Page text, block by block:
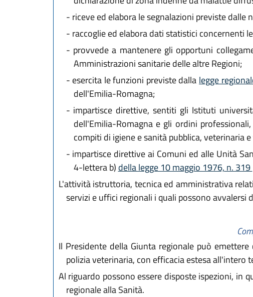
- riceve ed elabora le segnalazioni previste
- raccoglie ed elabora dati statistici concernenti
- provvede a mantenere gli opportuni
Amministrazioni sanitarie delle altre Regioni;
- esercita le funzioni previste dalla legge
dell'Emilia-Romagna;
- impartisce direttive, sentiti gli Istituti
dell'Emilia-Romagna e gli ordini
compiti di igiene e sanità pubblica, veterinaria
- impartisce direttive ai Comuni ed alle Unità
4-lettera b) della legge 10 maggio 1976, n. 319
L'attività istruttoria, tecnica ed amministrativa
servizi e uffici regionali i quali possono avvalersi
Il Presidente della Giunta regionale può
polizia veterinaria, con efficacia estesa all'intero
Al riguardo possono essere disposte ispezioni, in
regionale alla Sanità.